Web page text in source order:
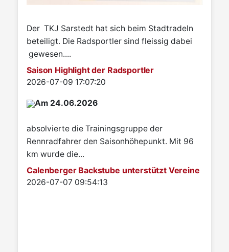
Der TKJ Sarstedt hat sich beim Stadtradeln
beteiligt. Die Radsportler sind fleissig dabei
gewesen....
Saison Highlight der Radsportler
Details
2026-07-09 17:07:20
Am 24.06.2026
absolvierte die Trainingsgruppe der
Rennradfahrer den Saisonhöhepunkt. Mit 96
km wurde die...
Calenberger Backstube unterstützt Vereine
Details
2026-07-07 09:54:13